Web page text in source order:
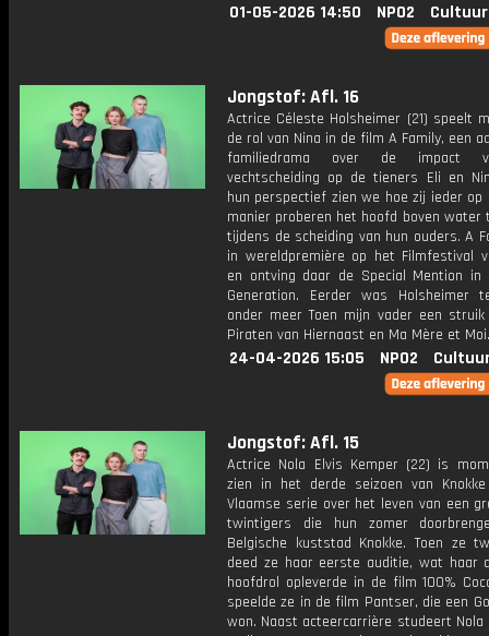
01-05-2026 14:50 NPO2
Jongstof: Afl. 16
Actrice Céleste Holsheimer (21) speelt
de rol van Nina in de film A Family, een
familiedrama over de impact
vechtscheiding op de tieners Eli en
hun perspectief zien we hoe zij ieder op
manier proberen het hoofd boven water
tijdens de scheiding van hun ouders. A
in wereldpremière op het Filmfestival
en ontving daar de Special Mention in
Generation. Eerder was Holsheimer
onder meer Toen mijn vader een
Piraten van Hiernaast en Ma Mère et Moi.
24-04-2026 15:05 NPO2
Jongstof: Afl. 15
Actrice Nola Elvis Kemper (22) is
zien in het derde seizoen van
Vlaamse serie over het leven van een
twintigers die hun zomer
Belgische kuststad Knokke. Toen ze
deed ze haar eerste auditie, wat haar
hoofdrol opleverde in de film 100%
speelde ze in de film Pantser, die een
won. Naast acteercarrière studeert Nola